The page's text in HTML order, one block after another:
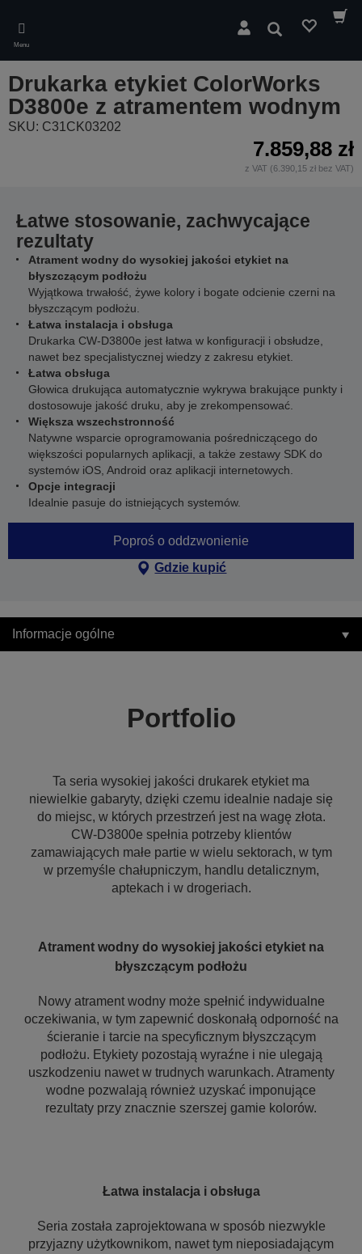
main
content
Menu
Wyszukaj
Drukarka etykiet ColorWorks
D3800e z atramentem wodnym
SKU: C31CK03202
7.859,88 zł
z VAT (6.390,15 zł bez VAT)
Łatwe stosowanie, zachwycające
rezultaty
Atrament wodny do wysokiej jakości etykiet na
błyszczącym podłożu
Wyjątkowa trwałość, żywe kolory i bogate odcienie czerni na
błyszczącym podłożu.
Łatwa instalacja i obsługa
Drukarka CW-D3800e jest łatwa w konfiguracji i obsłudze,
nawet bez specjalistycznej wiedzy z zakresu etykiet.
Łatwa obsługa
Głowica drukująca automatycznie wykrywa brakujące punkty i
dostosowuje jakość druku, aby je zrekompensować.
Większa wszechstronność
Natywne wsparcie oprogramowania pośredniczącego do
większości popularnych aplikacji, a także zestawy SDK do
systemów iOS, Android oraz aplikacji internetowych.
Opcje integracji
Idealnie pasuje do istniejących systemów.
Poproś o oddzwonienie
Gdzie kupić
Informacje ogólne
Portfolio
Ta seria wysokiej jakości drukarek etykiet ma
niewielkie gabaryty, dzięki czemu idealnie nadaje się
do miejsc, w których przestrzeń jest na wagę złota.
CW-D3800e spełnia potrzeby klientów
zamawiających małe partie w wielu sektorach, w tym
w przemyśle chałupniczym, handlu detalicznym,
aptekach i w drogeriach.
Atrament wodny do wysokiej jakości etykiet na
błyszczącym podłożu
Nowy atrament wodny może spełnić indywidualne
oczekiwania, w tym zapewnić doskonałą odporność na
ścieranie i tarcie na specyficznym błyszczącym
podłożu. Etykiety pozostają wyraźne i nie ulegają
uszkodzeniu nawet w trudnych warunkach. Atramenty
wodne pozwalają również uzyskać imponujące
rezultaty przy znacznie szerszej gamie kolorów.
Łatwa instalacja i obsługa
Seria została zaprojektowana w sposób niezwykle
przyjazny użytkownikom, nawet tym nieposiadającym